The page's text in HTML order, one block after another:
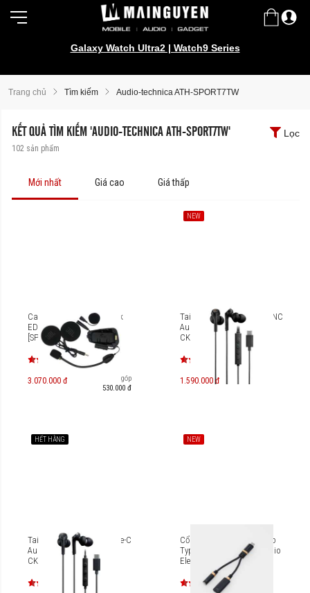
Galaxy Watch Ultra2 | Watch9 Series
Trang chủ Tìm kiếm Audio-technica ATH-SPORT7TW
KẾT QUẢ TÌM KIẾM 'AUDIO-TECHNICA ATH-SPORT7TW'
102 sản phẩm
Lọc
Mới nhất Giá cao Giá thấp
Cardo Audio Kit - Packtalk
EDGE 2nd Helmet Kit
[SP002246]
3.070.000 đ
Trả góp
530.000 đ
NEW
Tai nghe nhét tai USB-C ANC
Audio-Technica ATH-
CKS330NC
1.590.000 đ
HẾT HÀNG
Tai nghe nhét tai USB Type-C
Audio-Technica ATH-
CKS330C
NEW
Cổng chuyển đổi Type-C to
Type-C + Jack 3.5mm Audio
Elecom MPA-C35DS